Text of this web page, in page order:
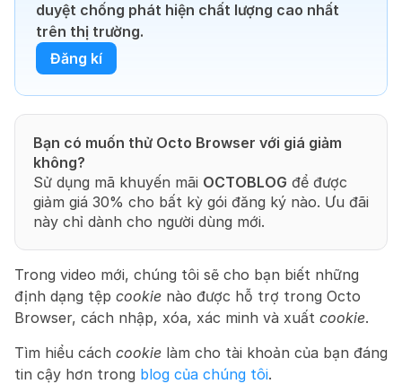
duyệt chống phát hiện chất lượng cao nhất
trên thị trường.
Đăng kí
Bạn có muốn thử Octo Browser với giá giảm
không?
Sử dụng mã khuyến mãi OCTOBLOG để được
giảm giá 30% cho bất kỳ gói đăng ký nào. Ưu đãi
này chỉ dành cho người dùng mới.
Trong video mới, chúng tôi sẽ cho bạn biết những
định dạng tệp cookie nào được hỗ trợ trong Octo
Browser, cách nhập, xóa, xác minh và xuất cookie.
Tìm hiểu cách cookie làm cho tài khoản của bạn đáng
tin cậy hơn trong blog của chúng tôi.